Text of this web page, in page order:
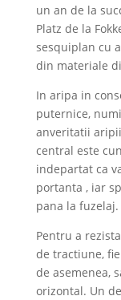
un an de la
Platz de la
sesquiplan cu
din materiale
In aripa in
puternice,
anveritatii
central este
indepartat ca
portanta , iar
pana la fuzelaj.
Pentru a
de tractiune,
de asemenea,
orizontal. Un